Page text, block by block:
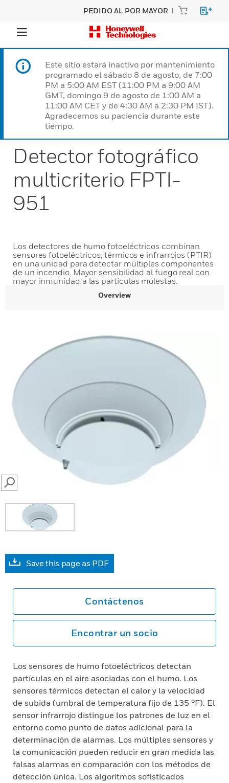
PEDIDO AL POR MAYOR
Este sitio estará inactivo por mantenimiento
programado el sábado 8 de agosto, de 7:00
PM a 5:00 AM EST (11:00 PM a 9:00 AM
GMT, domingo 9 de agosto de 1:00 AM a
11:00 AM CET y de 4:30 AM a 2:30 PM IST).
Agradecemos su paciencia durante este
tiempo.
Detector fotográfico
multicriterio FPTI-
951
Los detectores de humo fotoeléctricos combinan
sensores fotoeléctricos, térmicos e infrarrojos (PTIR)
en una unidad para detectar múltiples componentes
de un incendio. Mayor sensibilidad al fuego real con
mayor inmunidad a las partículas molestas.
Overview
SEARCH
Save this page as PDF
Contáctenos
Encontrar un socio
Los sensores de humo fotoeléctricos detectan
partículas en el aire asociadas con el humo. Los
sensores térmicos detectan el calor y la velocidad
de subida (umbral de temperatura fijo de 135 °F). El
sensor infrarrojo distingue los patrones de luz en el
entorno como punto de datos adicional para la
determinación de alarmas. Los múltiples sensores y
la comunicación pueden reducir en gran medida las
falsas alarmas en comparación con los métodos de
detección única. Los algoritmos sofisticados